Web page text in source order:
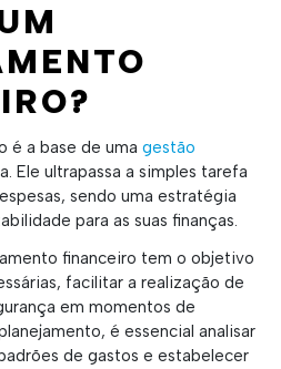
é a base de uma gestão
Ele ultrapassa a simples tarefa
sendo uma estratégia
para as suas finanças.
financeiro tem o objetivo
facilitar a realização de
em momentos de
é essencial analisar
de gastos e estabelecer